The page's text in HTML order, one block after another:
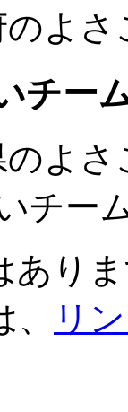
のよ
チー
のよ
チー
あり
リ